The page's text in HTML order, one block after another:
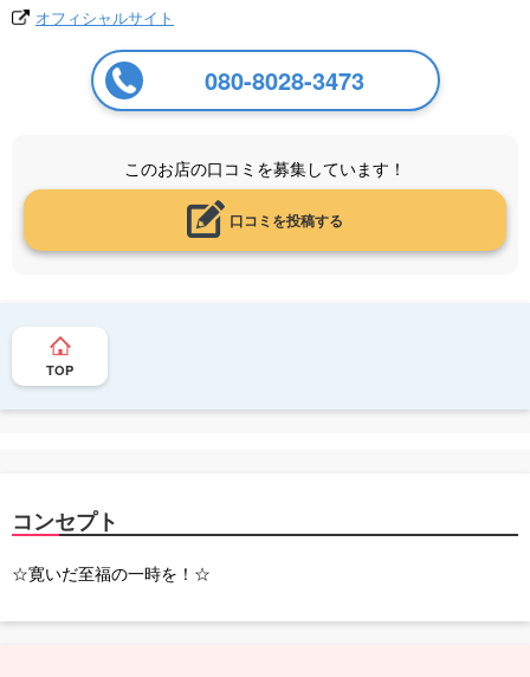
オフィシャルサイト
080-8028-3473
このお店の口コミを募集しています！
口コミを投稿する
TOP
コンセプト
☆寛いだ至福の一時を！☆